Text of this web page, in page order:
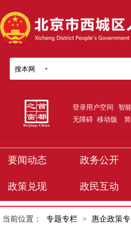
搜本网
登录用户空间 智
无障碍 移动版
要闻动态 政务公开
政策兑现 政民互动
当前位置： 专题专栏 > 惠企政策